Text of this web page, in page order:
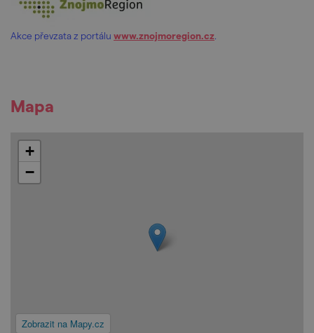
Akce převzata z portálu www.znojmoregion.cz
Mapa
Zobrazit na Mapy.cz
+
−